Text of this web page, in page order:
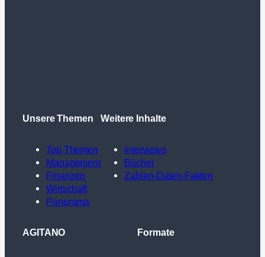
Unsere Themen
Top Themen
Management
Finanzen
Wirtschaft
Panorama
Weitere Inhalte
Interviews
Bücher
Zahlen-Daten-Fakten
AGITANO Formate